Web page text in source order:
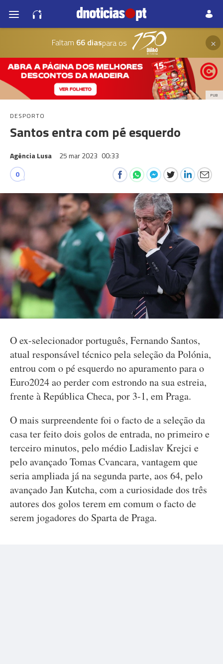
Faltam 66 diaspara os ×
PUB
DESPORTO
Santos entra com pé esquerdo
Agência Lusa 25 mar 2023 00:33
0
O ex-selecionador português, Fernando Santos,
atual responsável técnico pela seleção da Polónia,
entrou com o pé esquerdo no apuramento para o
Euro2024 ao perder com estrondo na sua estreia,
frente à República Checa, por 3-1, em Praga.
O mais surpreendente foi o facto de a seleção da
casa ter feito dois golos de entrada, no primeiro e
terceiro minutos, pelo médio Ladislav Krejci e
pelo avançado Tomas Cvancara, vantagem que
seria ampliada já na segunda parte, aos 64, pelo
avançado Jan Kutcha, com a curiosidade dos três
autores dos golos terem em comum o facto de
serem jogadores do Sparta de Praga.